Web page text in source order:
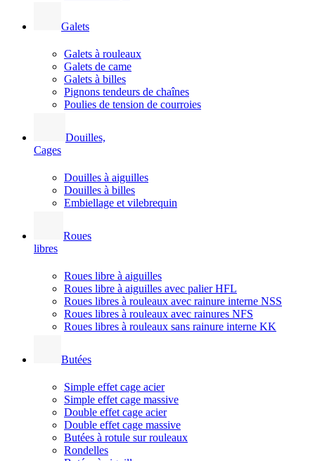
Galets
Galets à rouleaux
Galets de came
Galets à billes
Pignons tendeurs de chaînes
Poulies de tension de courroies
Douilles,
Cages
Douilles à aiguilles
Douilles à billes
Embiellage et vilebrequin
Roues
libres
Roues libre à aiguilles
Roues libre à aiguilles avec palier HFL
Roues libres à rouleaux avec rainure interne NSS
Roues libres à rouleaux avec rainures NFS
Roues libres à rouleaux sans rainure interne KK
Butées
Simple effet cage acier
Simple effet cage massive
Double effet cage acier
Double effet cage massive
Butées à rotule sur rouleaux
Rondelles